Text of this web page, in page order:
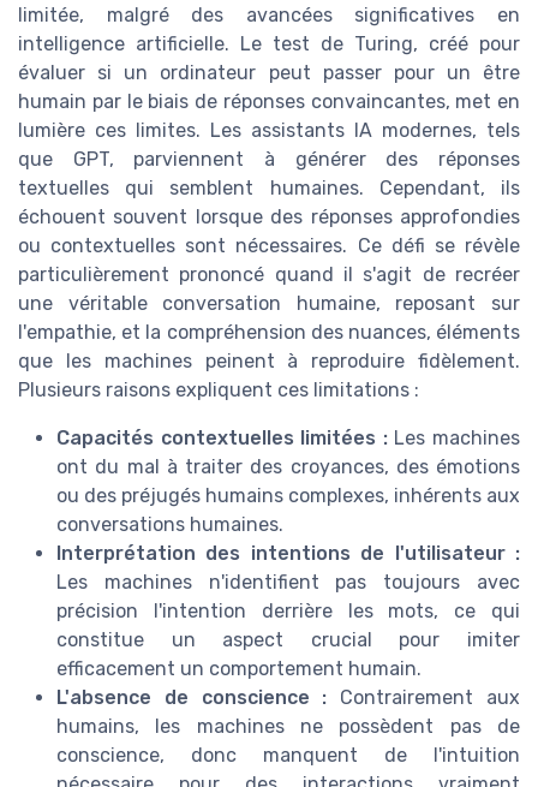
limitée, malgré des avancées significatives en
intelligence artificielle. Le test de Turing, créé pour
évaluer si un ordinateur peut passer pour un être
humain par le biais de réponses convaincantes, met en
lumière ces limites. Les assistants IA modernes, tels
que GPT, parviennent à générer des réponses
textuelles qui semblent humaines. Cependant, ils
échouent souvent lorsque des réponses approfondies
ou contextuelles sont nécessaires. Ce défi se révèle
particulièrement prononcé quand il s'agit de recréer
une véritable conversation humaine, reposant sur
l'empathie, et la compréhension des nuances, éléments
que les machines peinent à reproduire fidèlement.
Plusieurs raisons expliquent ces limitations :
Capacités contextuelles limitées :Les machines
ont du mal à traiter des croyances, des émotions
ou des préjugés humains complexes, inhérents aux
conversations humaines.
Interprétation des intentions de l'utilisateur :
Les machines n'identifient pas toujours avec
précision l'intention derrière les mots, ce qui
constitue un aspect crucial pour imiter
efficacement un comportement humain.
L'absence de conscience : Contrairement aux
humains, les machines ne possèdent pas de
conscience, donc manquent de l'intuition